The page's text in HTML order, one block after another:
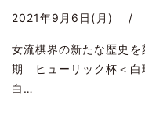
2021年9月6日(月) /
女流棋界の新たな歴史
期 ヒューリック杯＜白
白…